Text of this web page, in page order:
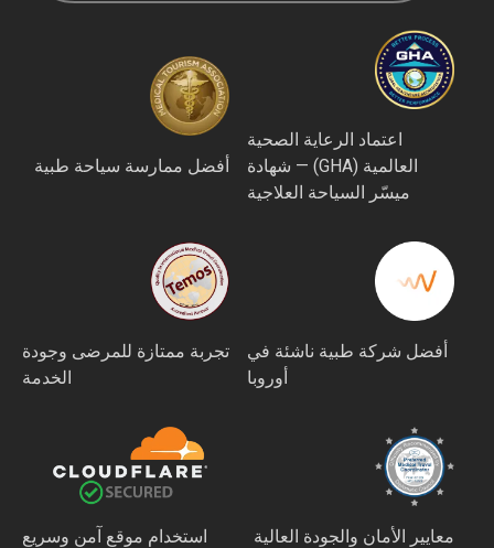
اعتماد الرعاية الصحية
العالمية (GHA) — شهادة
ميسّر السياحة العلاجية
أفضل ممارسة سياحة طبية
أفضل شركة طبية ناشئة في
تجربة ممتازة للمرضى وجودة
الخدمة
الأمان والجودة العالية استخدام موقع آمن وسريع